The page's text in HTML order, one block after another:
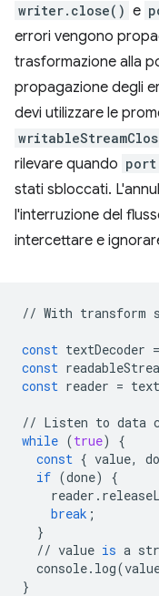
writer.close() e
errori vengono
trasformazione alla
propagazione degli
devi utilizzare le
rilevare quando
stati sbloccati.
l'interruzione del
intercettare e
// With transform
const textDecoder =
const
const reader =
// Listen to data
while (true)
{
const { value,
if (done)
{
reader .
break ;
}
// value is a
console. log(
}